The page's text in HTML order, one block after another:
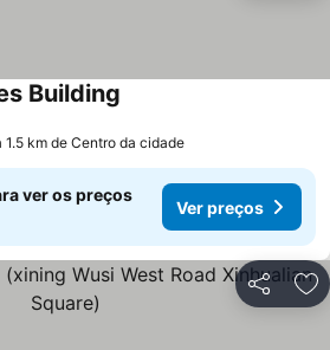
Building
1.5 km de Centro da cidade
ver os preços
Ver preços
Partilhar